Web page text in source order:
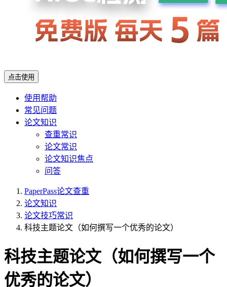
点击使用
使用帮助
常见问题
论文知识
查重常识
论文常识
论文知识焦点
问答
PaperPass论文查重
论文知识
论文技巧常识
科技主题论文（如何撰写一个优秀的论文）
科技主题论文（如何撰写一个
优秀的论文）